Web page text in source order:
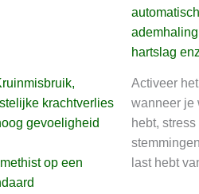
hartslag
krachtverlies
gevoeligheid
op een
Activeer
wanneer je
hebt,
last hebt